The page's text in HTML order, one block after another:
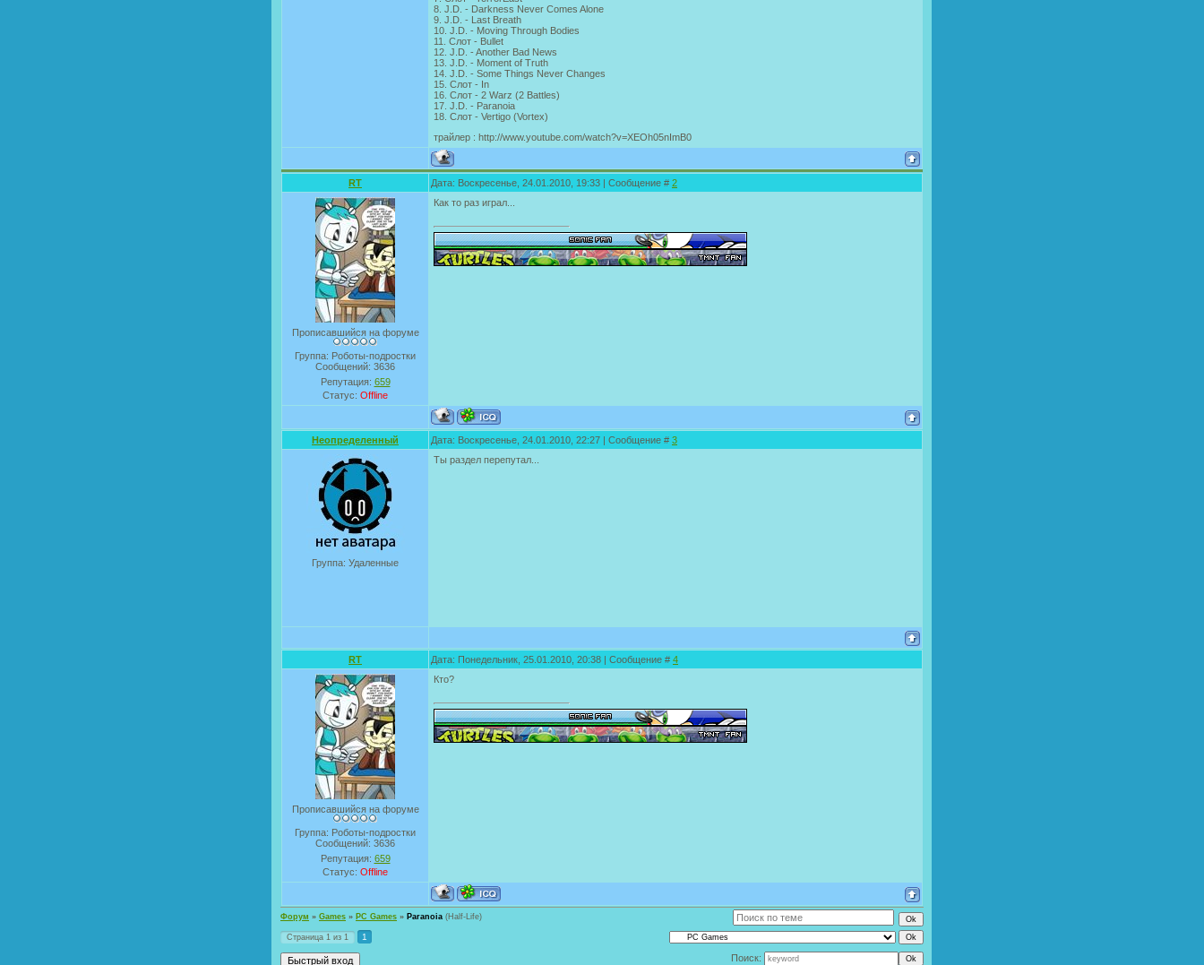
8. J.D. - Darkness Never Comes Alone
9. J.D. - Last Breath
10. J.D. - Moving Through Bodies
11. Слот - Bullet
12. J.D. - Another Bad News
13. J.D. - Moment of Truth
14. J.D. - Some Things Never Changes
15. Слот - In
16. Слот - 2 Warz (2 Battles)
17. J.D. - Paranoia
18. Слот - Vertigo (Vortex)
трайлер : http://www.youtube.com/watch?v=XEOh05nImB0
RT Дата: Воскресенье, 24.01.2010, 19:33 | Сообщение # 2
Прописавшийся на форуме
Группа: Роботы-подростки
Сообщений: 3636
Репутация: 659
Статус: Offline
Как то раз играл...
Неопределенный Дата: Воскресенье, 24.01.2010, 22:27 | Сообщение # 3
Группа: Удаленные
Ты раздел перепутал...
RT Дата: Понедельник, 25.01.2010, 20:38 | Сообщение # 4
Прописавшийся на форуме
Группа: Роботы-подростки
Сообщений: 3636
Репутация: 659
Статус: Offline
Кто?
Форум » Games » PC Games » Paranoia (Half-Life)
Страница 1 из 1 1
Поиск: